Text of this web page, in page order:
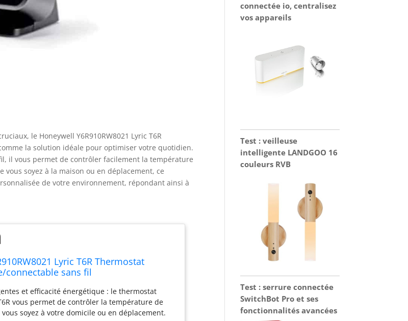
le Honeywell Y6R910RW8021 Lyric T6R
la solution idéale pour optimiser votre quotidien.
il vous permet de contrôler facilement la température
vous soyez à la maison ou en déplacement, ce
de votre environnement, répondant ainsi à
Lyric T6R Thermostat
connectable sans fil
et efficacité énergétique : le thermostat
vous permet de contrôler la température de
soyez à votre domicile ou en déplacement.
connectée io, centralisez
vos appareils
Test : veilleuse
intelligente LANDGOO 16
couleurs RVB
Test : serrure connectée
SwitchBot Pro et ses
fonctionnalités avancées